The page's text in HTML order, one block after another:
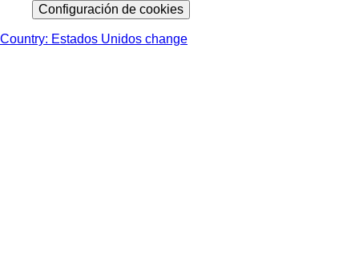
Configuración de cookies
Country: Estados Unidos change